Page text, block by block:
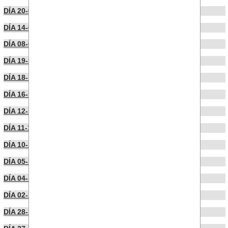
DÍA 20-01-2025
DÍA 14-01-2025
DÍA 08-01-2025
DÍA 19-12-2024
DÍA 18-12-2024
DÍA 16-12-2024
DÍA 12-12-2024
DÍA 11-12-2024
DÍA 10-12-2024
DÍA 05-12-2024
DÍA 04-12-2024
DÍA 02-12-2024
DÍA 28-11-2024